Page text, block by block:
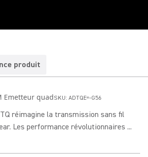
produit
Emetteur quadSKU: ADTQE=-G56
réimagine la transmission sans fil
Les performance révolutionnaires ...